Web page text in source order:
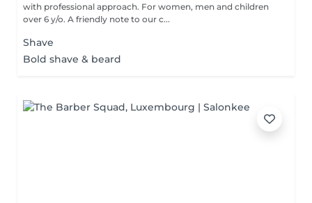
with professional approach. For women, men and children
over 6 y/o. A friendly note to our c...
Shave
Bold shave & beard